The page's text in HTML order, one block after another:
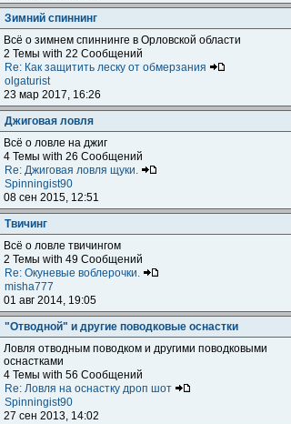
Зимний спиннинг
Всё о зимнем спиннинге в Орловской области
2 Темы with 22 Сообщений
Re: Как защитить леску от обмерзания
olgaturist
23 мар 2017, 16:26
Джиговая ловля
Всё о ловле на джиг
4 Темы with 26 Сообщений
Re: Джиговая ловля щуки.
Spinningist90
08 сен 2015, 12:51
Твичинг
Всё о ловле твичингом
2 Темы with 49 Сообщений
Re: Окуневые воблерочки.
misha777
01 авг 2014, 19:05
"Отводной" и другие поводковые оснастки
Ловля отводным поводком и другими поводковыми
оснастками
4 Темы with 56 Сообщений
Re: Ловля на оснастку дроп шот
Spinningist90
27 сен 2013, 14:02